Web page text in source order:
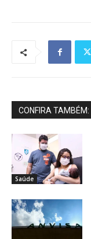
CONFIRA TAMBÉM:
Saúde